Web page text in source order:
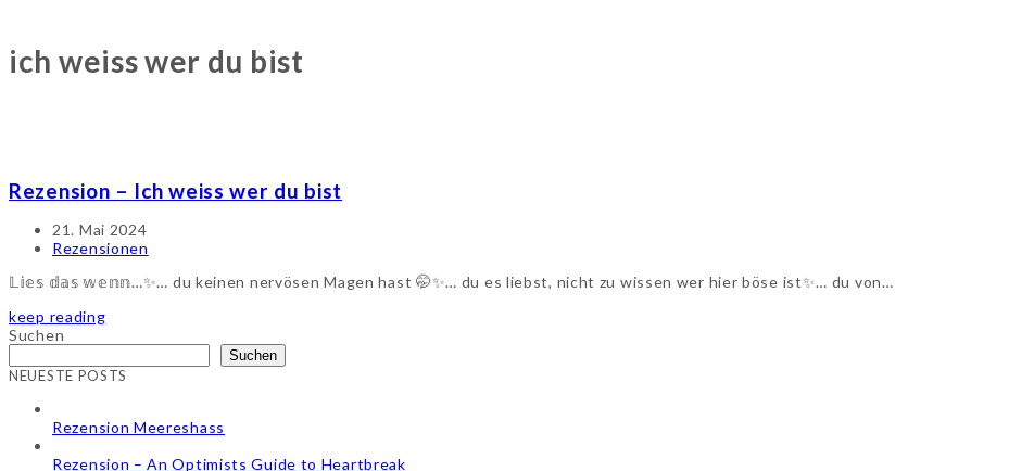
ich weiss wer du bist
Rezension – Ich weiss wer du bist
21. Mai 2024
Rezensionen
𝕃𝕚𝕖𝕤 𝕕𝕒𝕤 𝕨𝕖𝕟𝕟…✨… du keinen nervösen Magen hast 🤭✨… du es liebst, nicht zu wissen wer hier böse ist✨… du von…
keep reading
Suchen
Suchen
NEUESTE POSTS
Rezension Meereshass
Rezension – An Optimists Guide to Heartbreak